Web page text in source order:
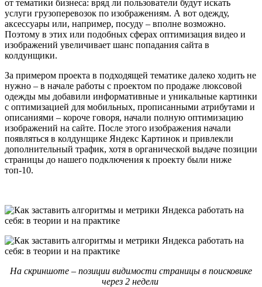
от тематики бизнеса: вряд ли пользователи будут искать
услуги грузоперевозок по изображениям. А вот одежду,
аксессуары или, например, посуду – вполне возможно.
Поэтому в этих или подобных сферах оптимизация видео и
изображений увеличивает шанс попадания сайта в
колдунщики.
За примером проекта в подходящей тематике далеко ходить не
нужно – в начале работы с проектом по продаже люксовой
одежды мы добавили информативные и уникальные картинки
с оптимизацией для мобильных, прописанными атрибутами и
описаниями – короче говоря, начали полную оптимизацию
изображений на сайте. После этого изображения начали
появляться в колдунщике Яндекс Картинок и привлекли
дополнительный трафик, хотя в органической выдаче позиции
страницы до нашего подключения к проекту были ниже
топ-10.
На скриншоте – позиции видимости страницы в поисковике
через 2 недели